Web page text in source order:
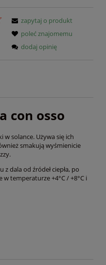
zapytaj o produkt
poleć znajomemu
dodaj opinię
con osso
w solance. Używa się ich
smakują wyśmienicie
dala od źródeł ciepła, po
temperaturze +4°C / +8°C i